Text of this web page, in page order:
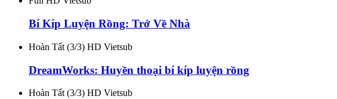
Bí Kíp Luyện Rồng: Trở Về Nhà
Hoàn Tất (3/3) HD Vietsub
DreamWorks: Huyền thoại bí kíp luyện rồng
Hoàn Tất (3/3) HD Vietsub